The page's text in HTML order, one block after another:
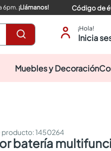
6pm.¡Llámanos! Código de
¡Hola!
Inicia
Muebles y Decoración
:1450264
batería